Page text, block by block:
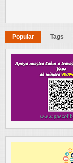
Popular Tags